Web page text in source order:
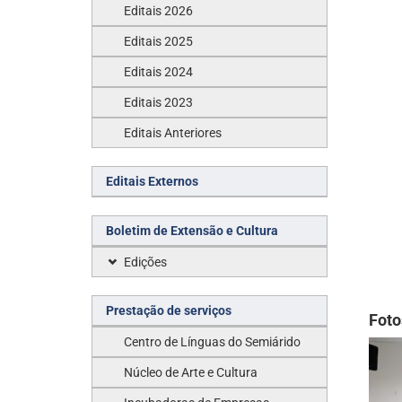
Editais 2026
Editais 2025
Editais 2024
Editais 2023
Editais Anteriores
Editais Externos
Boletim de Extensão e Cultura
Edições
Prestação de serviços
Centro de Línguas do Semiárido
Núcleo de Arte e Cultura